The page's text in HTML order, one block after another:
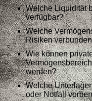
Welche Liquidität
verfügbar?
Welche
Risiken
Wie können
werden?
Welche
oder Notfall